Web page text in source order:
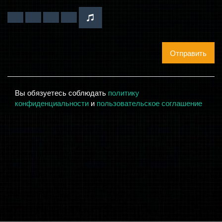
Отправить
Вы обязуетесь соблюдать политику
конфиденциальности и пользовательское соглашение